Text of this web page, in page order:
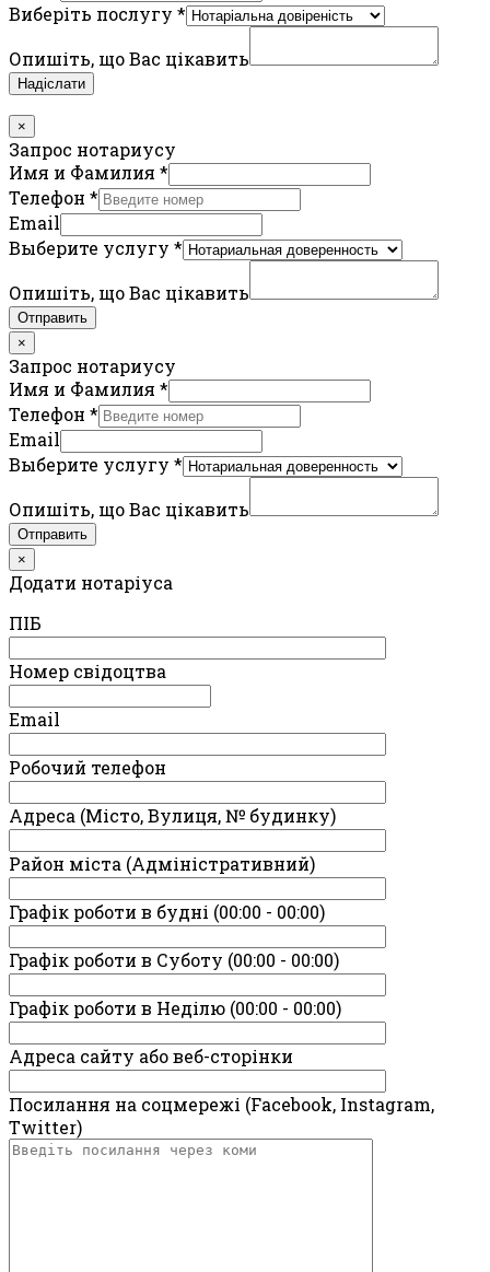
Виберіть послугу *
Опишіть, що Вас цікавить
Надіслати
×
Запрос нотариусу
Имя и Фамилия *
Телефон *
Email
Выберите услугу *
Опишіть, що Вас цікавить
Отправить
×
Запрос нотариусу
Имя и Фамилия *
Телефон *
Email
Выберите услугу *
Опишіть, що Вас цікавить
Отправить
×
Додати нотаріуса
ПIБ
Номер свідоцтва
Email
Робочий телефон
Адреса (Місто, Вулиця, № будинку)
Район міста (Адміністративний)
Графік роботи в будні (00:00 - 00:00)
Графік роботи в Суботу (00:00 - 00:00)
Графік роботи в Неділю (00:00 - 00:00)
Адреса сайту або веб-сторінки
Посилання на соцмережі (Facebook, Instagram,
Twitter)